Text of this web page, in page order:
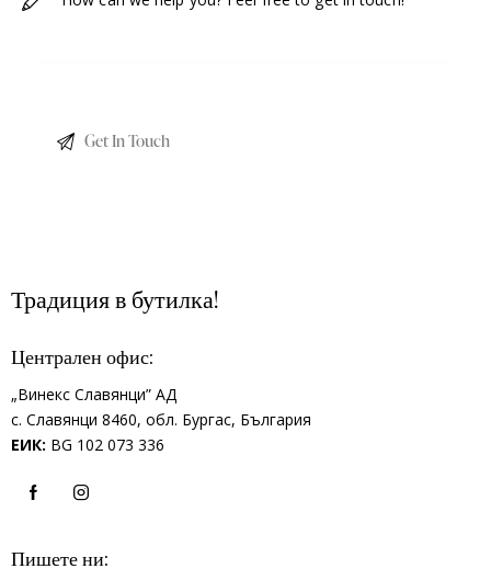
Традиция в бутилка!
Централен офис:
„Винекс Славянци” АД
с. Славянци 8460, обл. Бургас, България
ЕИК: BG 102 073 336
Пишете ни: